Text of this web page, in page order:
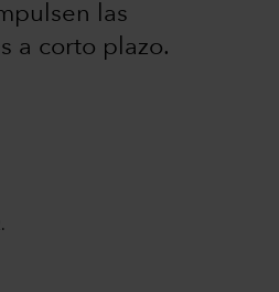
las
a corto plazo.